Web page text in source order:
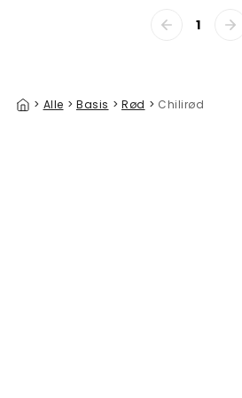
1
> Alle > Basis > Rød > Chilirød